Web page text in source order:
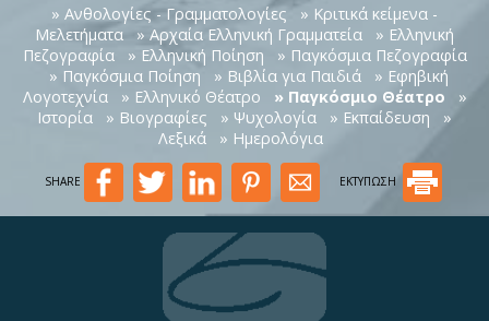
» Ανθολογίες - Γραμματολογίες
» Κριτικά κείμενα -
Μελετήματα
» Αρχαία Ελληνική Γραμματεία
» Ελληνική
Πεζογραφία
» Ελληνική Ποίηση
» Παγκόσμια Πεζογραφία
» Παγκόσμια Ποίηση
» Βιβλία για Παιδιά
» Εφηβική
Λογοτεχνία
» Ελληνικό Θέατρο » Παγκόσμιο Θέατρο
»
Ιστορία
» Βιογραφίες » Ψυχολογία » Εκπαίδευση
»
Λεξικά
» Ημερολόγια
SHARE ΕΚΤΥΠΩΣΗ